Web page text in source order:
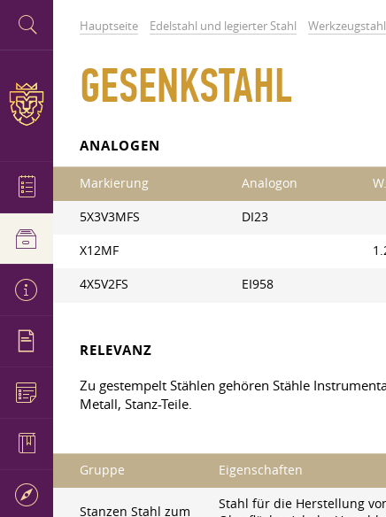
Hauptseite Edelstahl und legierter Stahl Werkzeugstahl
GESENKSTAHL
ANALOGEN
Markierung Analogon
5X3V3MFS DI23
X12MF
4X5V2FS EI958
RELEVANZ
Zu gestempelt Stählen gehören Stähle
Metall, Stanz-Teile.
Gruppe Eigenschaften
Stanzen Stahl zum
Stahl für die Herstellung